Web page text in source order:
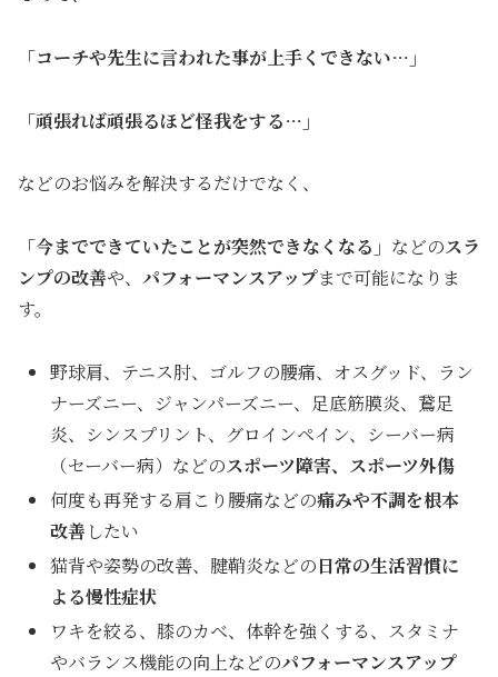
「コーチや先生に言われた事が上手くできない…」
「頑張れば頑張るほど怪我をする…」
などのお悩みを解決するだけでなく、
「今までできていたことが突然できなくなる」 などのスラ
ンプの改善や、 パフォーマンスアップまで可能になりま
す。
野球肩、テニス肘、ゴルフの腰痛、オスグッド、ラン
ナーズニー、ジャンパーズニー、足底筋膜炎、鵞足
炎、シンスプリント、グロインペイン、シーバー病
（セーバー病）などのスポーツ障害、スポーツ外傷
何度も再発する肩こり腰痛などの痛みや不調を根本
改善したい
猫背や姿勢の改善、腱鞘炎などの日常の生活習慣に
よる慢性症状
ワキを絞る、膝のカベ、体幹を強くする、スタミナ
やバランス機能の向上などのパフォーマンスアップ